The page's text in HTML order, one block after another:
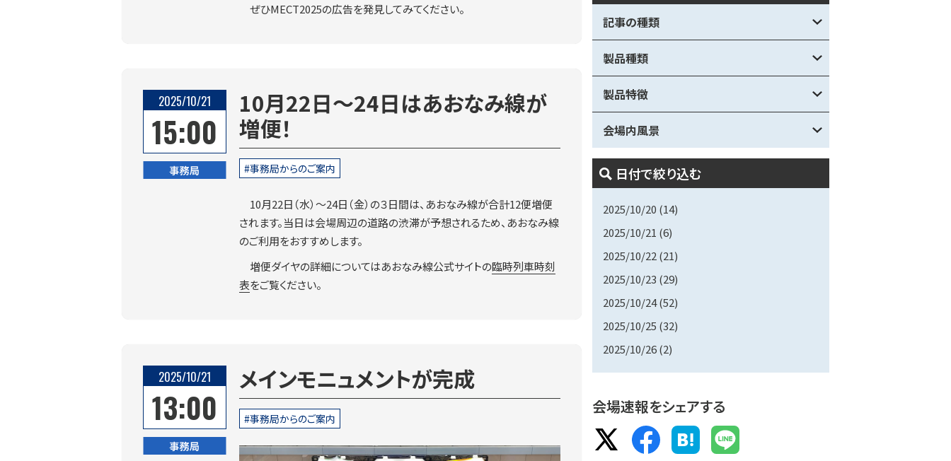
ぜひMECT2025の広告を発見してみてください。
2025/10/21
15:00
事務局
10月22日～24日はあおなみ線が
増便！
事務局からのご案内
10月22日（水）～24日（金）の３日間は、あおなみ線が合計12便増便
されます。当日は会場周辺の道路の渋滞が予想されるため、あおなみ線
のご利用をおすすめします。
増便ダイヤの詳細についてはあおなみ線公式サイトの臨時列車時刻
表をご覧ください。
2025/10/21
13:00
事務局
メインモニュメントが完成
事務局からのご案内
記事の種類
製品種類
製品特徴
会場内風景
日付で絞り込む
2025/10/20 (14)
2025/10/21 (6)
2025/10/22 (21)
2025/10/23 (29)
2025/10/24(52)
2025/10/25 (32)
2025/10/26(2)
会場速報をシェアする